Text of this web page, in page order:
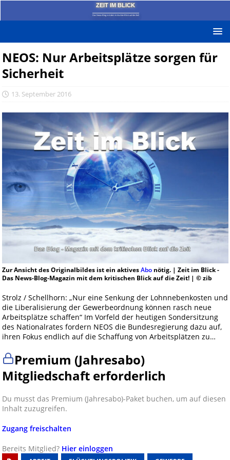
ZEIT IM BLICK
Das News-Blog mit dem kritischen Blick auf die Zeit!
NEOS: Nur Arbeitsplätze sorgen für
Sicherheit
13. September 2016
Zur Ansicht des Originalbildes ist ein aktivesAbonötig. | Zeit im Blick -
Das News-Blog-Magazin mit dem kritischen Blick auf die Zeit! | © zib
Strolz / Schellhorn: „Nur eine Senkung der Lohnnebenkosten und
die Liberalisierung der Gewerbeordnung können rasch neue
Arbeitsplätze schaffen“ Im Vorfeld der heutigen Sondersitzung
des Nationalrates fordern NEOS die Bundesregierung dazu auf,
ihren Fokus endlich auf die Schaffung von Arbeitsplätzen zu…
Premium (Jahresabo)
Mitgliedschaft erforderlich
Du musst das Premium (Jahresabo)-Paket buchen, um auf diesen
Inhalt zuzugreifen.
Zugang freischalten
Bereits Mitglied? Hier einloggen